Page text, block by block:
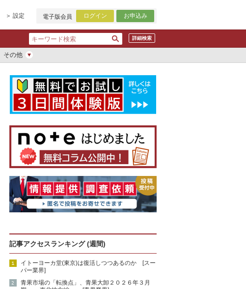
設定 電子版会員 ログイン お申込み
詳細検索
その他
記事アクセスランキング (週間)
イトーヨーカ堂(東京)は復活しつつあるのか [スー
パー業界]
青果市場の「転換点」、青果大卸２０２６年３月